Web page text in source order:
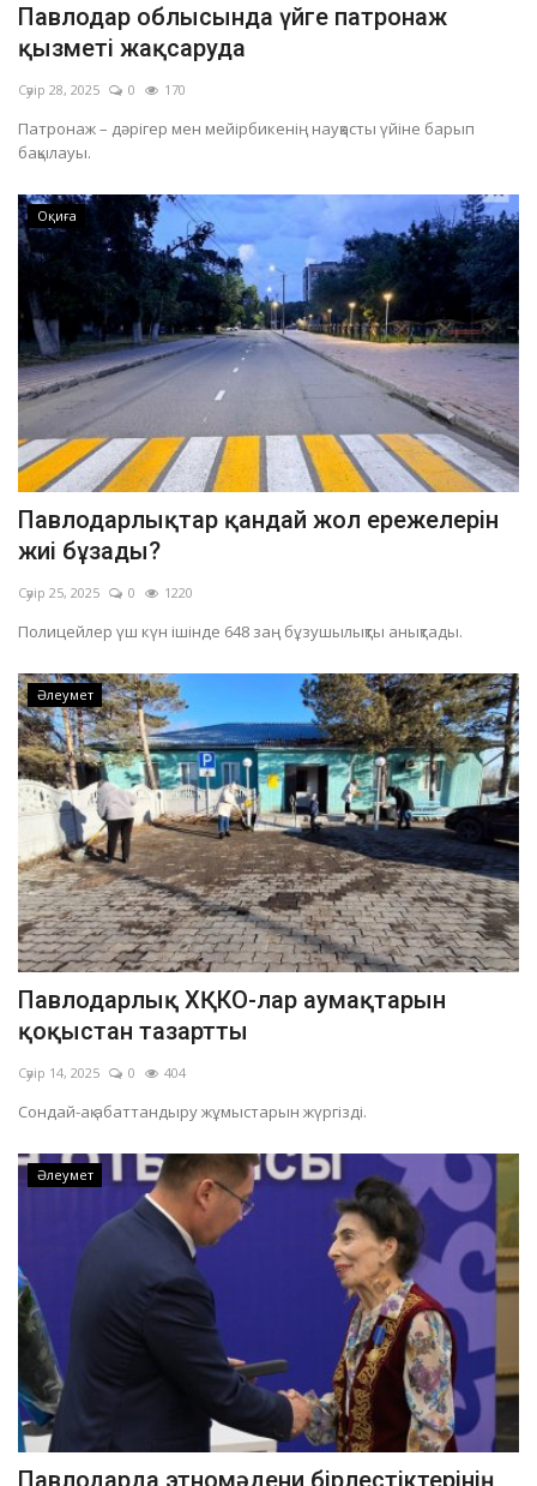
Павлодар облысында үйге патронаж
қызметі жақсаруда
Сәуір 28, 2025 0 170
Патронаж – дәрігер мен мейірбикенің науқасты үйіне барып
бақылауы.
Оқиға
Павлодарлықтар қандай жол ережелерін
жиі бұзады?
Сәуір 25, 2025 0 1220
Полицейлер үш күн ішінде 648 заң бұзушылықты анықтады.
Әлеумет
Павлодарлық ХҚКО-лар аумақтарын
қоқыстан тазартты
Сәуір 14, 2025 0 404
Сондай-ақ абаттандыру жұмыстарын жүргізді.
Әлеумет
Павлодарда этномәдени бірлестіктерінің